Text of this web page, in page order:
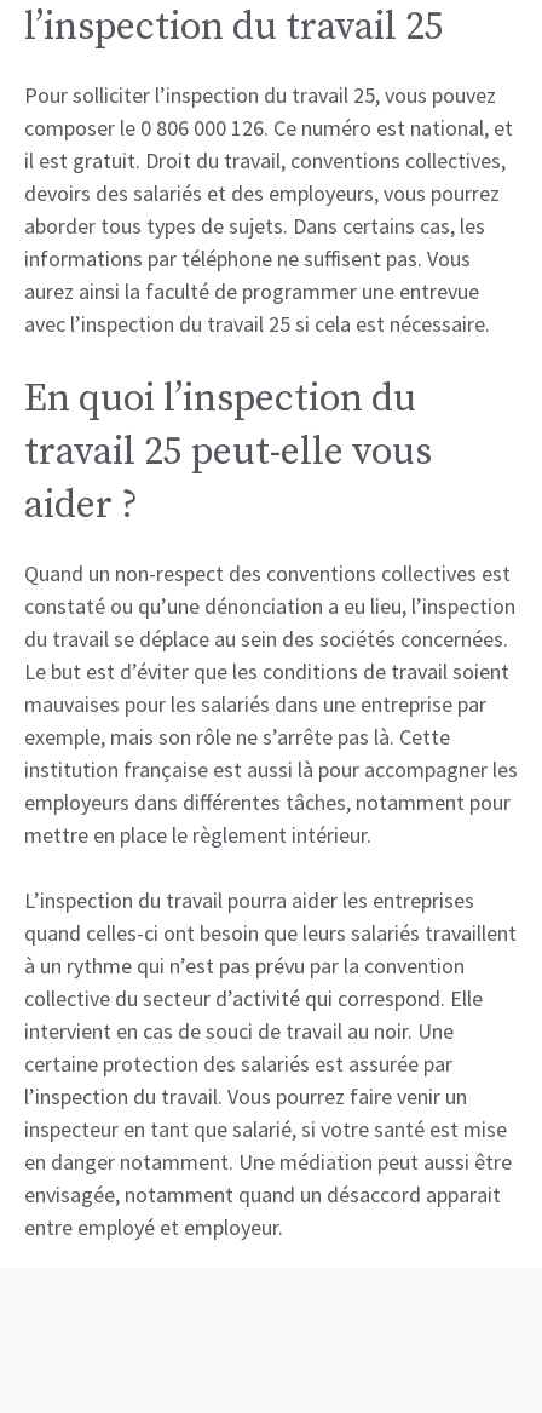
l’inspection du travail 25
Pour solliciter l’inspection du travail 25, vous pouvez
composer le 0 806 000 126. Ce numéro est national, et
il est gratuit. Droit du travail, conventions collectives,
devoirs des salariés et des employeurs, vous pourrez
aborder tous types de sujets. Dans certains cas, les
informations par téléphone ne suffisent pas. Vous
aurez ainsi la faculté de programmer une entrevue
avec l’inspection du travail 25 si cela est nécessaire.
En quoi l’inspection du
travail 25 peut-elle vous
aider ?
Quand un non-respect des conventions collectives est
constaté ou qu’une dénonciation a eu lieu, l’inspection
du travail se déplace au sein des sociétés concernées.
Le but est d’éviter que les conditions de travail soient
mauvaises pour les salariés dans une entreprise par
exemple, mais son rôle ne s’arrête pas là. Cette
institution française est aussi là pour accompagner les
employeurs dans différentes tâches, notamment pour
mettre en place le règlement intérieur.
L’inspection du travail pourra aider les entreprises
quand celles-ci ont besoin que leurs salariés travaillent
à un rythme qui n’est pas prévu par la convention
collective du secteur d’activité qui correspond. Elle
intervient en cas de souci de travail au noir. Une
certaine protection des salariés est assurée par
l’inspection du travail. Vous pourrez faire venir un
inspecteur en tant que salarié, si votre santé est mise
en danger notamment. Une médiation peut aussi être
envisagée, notamment quand un désaccord apparait
entre employé et employeur.